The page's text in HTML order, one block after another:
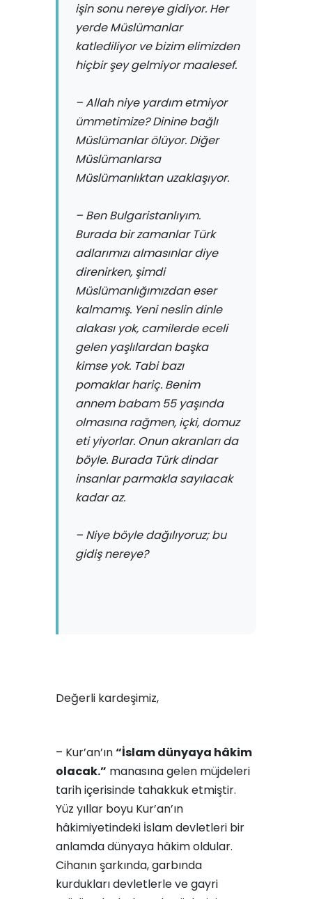
işin sonu nereye gidiyor. Her
yerde Müslümanlar
katlediliyor ve bizim elimizden
hiçbir şey gelmiyor maalesef.
– Allah niye yardım etmiyor
ümmetimize? Dinine bağlı
Müslümanlar ölüyor. Diğer
Müslümanlarsa
Müslümanlıktan uzaklaşıyor.
– Ben Bulgaristanlıyım.
Burada bir zamanlar Türk
adlarımızı almasınlar diye
direnirken, şimdi
Müslümanlığımızdan eser
kalmamış. Yeni neslin dinle
alakası yok, camilerde eceli
gelen yaşlılardan başka
kimse yok. Tabi bazı
pomaklar hariç. Benim
annem babam 55 yaşında
olmasına rağmen, içki, domuz
eti yiyorlar. Onun akranları da
böyle. Burada Türk dindar
insanlar parmakla sayılacak
kadar az.
– Niye böyle dağılıyoruz; bu
gidiş nereye?
Değerli kardeşimiz,
– Kur’an’ın“İslam dünyaya hâkim
olacak.” manasına gelen müjdeleri
tarih içerisinde tahakkuk etmiştir.
Yüz yıllar boyu Kur’an’ın
hâkimiyetindeki İslam devletleri bir
anlamda dünyaya hâkim oldular.
Cihanın şarkında, garbında
kurdukları devletlerle ve gayri